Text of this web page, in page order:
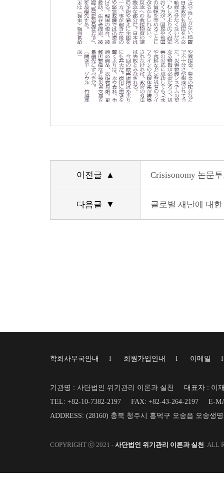
이전글 ▲ Crisisonomy 논문
다음글 ▼ 글로벌 재난에 대
학회사무국안내 I 회원가입안내 I 이메일
기관명 : 사단법인 위기관리 이론과 실천
대표자 : 이
TEL: +82-10-7382-2197
FAX: +82-43-264-2197
E-
ADDRESS: (28160) 충북 청주시 흥덕구 오송읍 오송생
COPYRIGHT ⓒ 2021 - 사단법인 위기관리 이론과 실천. ALL